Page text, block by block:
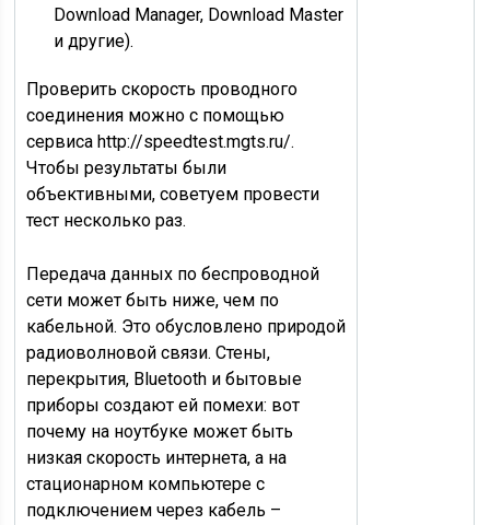
Download Manager, Download Master
и другие).
Проверить скорость проводного
соединения можно с помощью
сервиса http://speedtest.mgts.ru/.
Чтобы результаты были
объективными, советуем провести
тест несколько раз.
Передача данных по беспроводной
сети может быть ниже, чем по
кабельной. Это обусловлено природой
радиоволновой связи. Стены,
перекрытия, Bluetooth и бытовые
приборы создают ей помехи: вот
почему на ноутбуке может быть
низкая скорость интернета, а на
стационарном компьютере с
подключением через кабель –